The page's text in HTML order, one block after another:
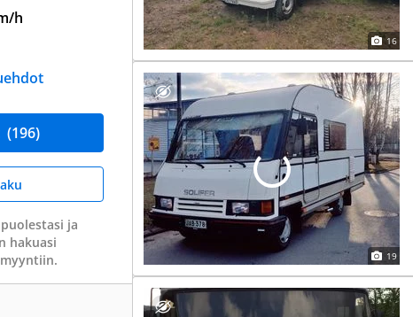
h
(196)
ja
hakuasi
16
19